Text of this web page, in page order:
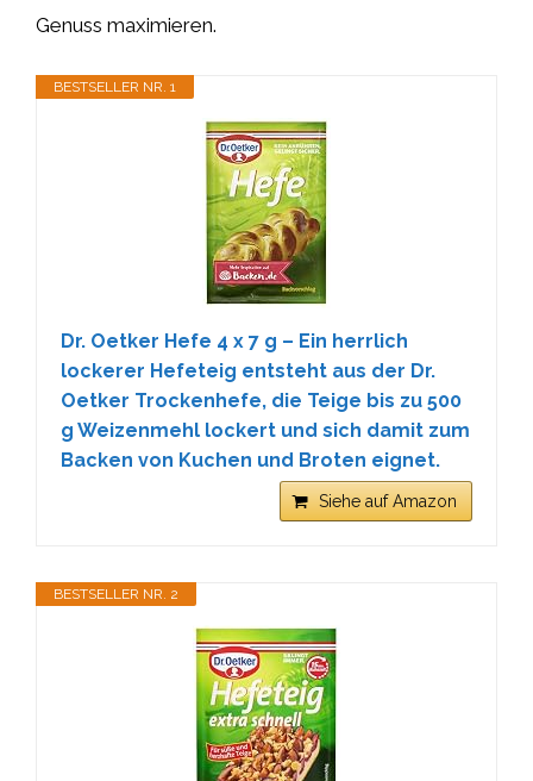
Genuss maximieren.
BESTSELLER NR. 1
Dr. Oetker Hefe 4 x 7 g – Ein herrlich
lockerer Hefeteig entsteht aus der Dr.
Oetker Trockenhefe, die Teige bis zu 500
g Weizenmehl lockert und sich damit zum
Backen von Kuchen und Broten eignet.
Siehe auf Amazon
BESTSELLER NR. 2